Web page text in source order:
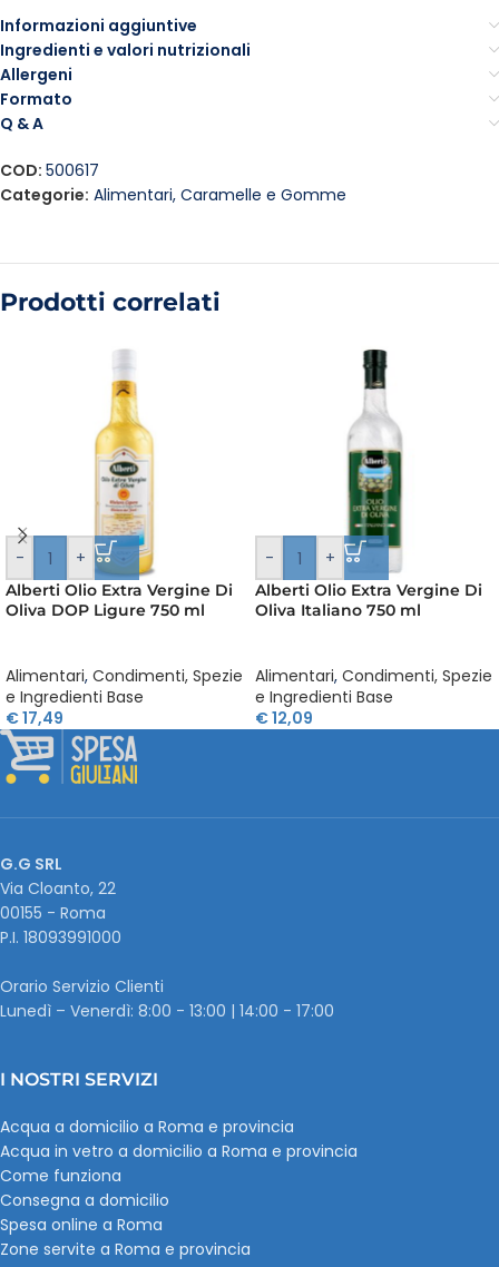
Informazioni aggiuntive
Ingredienti e valori nutrizionali
Allergeni
Formato
Q & A
COD: 500617
Categorie: Alimentari, Caramelle e Gomme
Prodotti correlati
- +
Alberti Olio Extra Vergine Di
Oliva DOP Ligure 750 ml
Alimentari, Condimenti, Spezie
e Ingredienti Base
€17,49
- +
Alberti Olio Extra Vergine Di
Oliva Italiano 750 ml
Alimentari, Condimenti, Spezie
e Ingredienti Base
€12,09
G.G SRL
Via Cloanto, 22
00155 - Roma
P.I. ‭18093991000
Orario Servizio Clienti
Lunedì – Venerdì: 8:00 - 13:00 | 14:00 - 17:00
I NOSTRI SERVIZI
Acqua a domicilio a Roma e provincia
Acqua in vetro a domicilio a Roma e provincia
Come funziona
Consegna a domicilio
Spesa online a Roma
Zone servite a Roma e provincia